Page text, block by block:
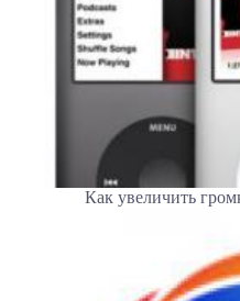
Как увеличить